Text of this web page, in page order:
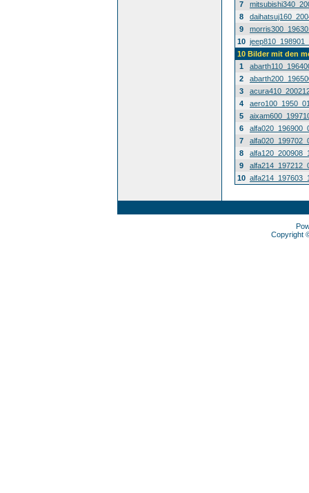
7
8
9
10
10 Bilder mit den
1
2
3
4
5
6
7
8
9
10
Copyright